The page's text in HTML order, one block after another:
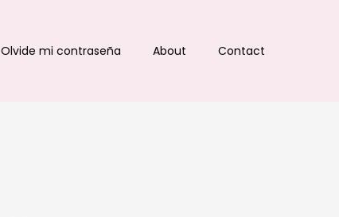
Olvide mi contraseña About Contact